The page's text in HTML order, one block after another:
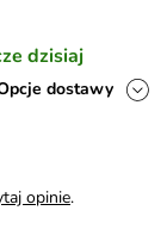
dzisiaj
dostawy
opinie.